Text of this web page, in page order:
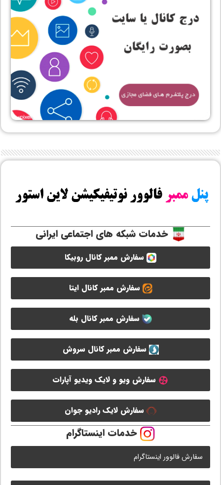
خدمات شبکه های اجتماعی ایرانی
سفارش ممبر کانال روبیکا
سفارش ممبر کانال ایتا
سفارش ممبر کانال بله
سفارش ممبر کانال سروش
سفارش ویو و لایک ویدیو آپارات
سفارش لایک رادیو جوان
خدمات اینستاگرام
سفارش فالوور اینستاگرام